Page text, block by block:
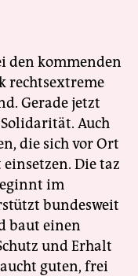
den kommenden
rechtsextreme
Gerade jetzt
Auch
die sich vor Ort
Die taz
im
bundesweit
baut einen
und Erhalt
guten, frei